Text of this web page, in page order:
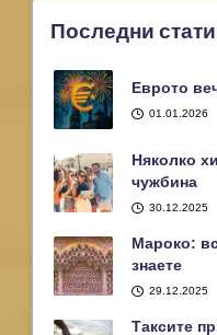
Последни
Еврото
01.01.2026
Няколко
чужбина
30.12.2025
Мароко:
знаете
29.12.2025
Таксите